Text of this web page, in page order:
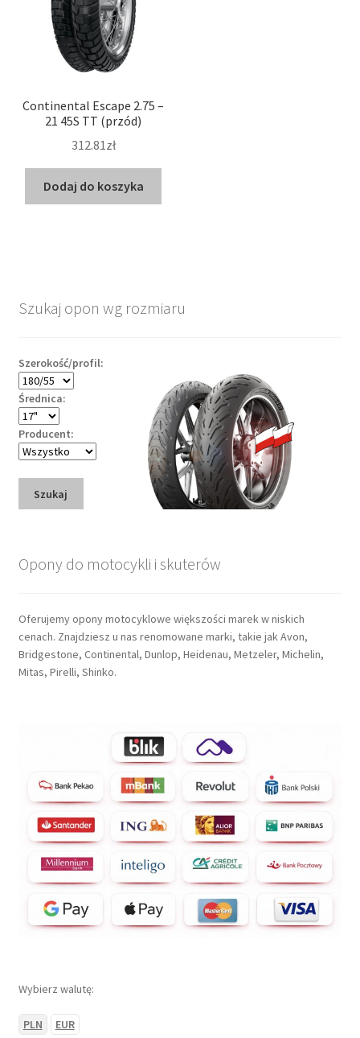
Continental Escape 2.75 –
21 45S TT (przód)
312.81zł
Dodaj do koszyka
Szukaj opon wg rozmiaru
Szerokość/profil:
Średnica:
Producent:
Szukaj
Opony do motocykli i skuterów
Oferujemy opony motocyklowe większości marek w niskich
cenach. Znajdziesz u nas renomowane marki, takie jak Avon,
Bridgestone, Continental, Dunlop, Heidenau, Metzeler, Michelin,
Mitas, Pirelli, Shinko.
Wybierz walutę:
PLN EUR